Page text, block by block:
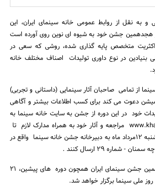
جستجو
و به نقل از روابط عمومی خانه سینمای ایران، این
هجدهمین جشن خود به شیوه ای نوین روی آورده است
متخصص پایه گذاری شده، روشی که سعی در
بنیادین در نوع داوری تولیدات اصناف مختلف خانه
از تمامی صاحبان آثار سینمایی (داستانی و تجربی)
دعوت می کند برای کسب اطلاعات بیشتر و آگاهی
خود در این دوره از جشن به سایت خانه سینما به
نشانی www.khanehcinema.ir مراجعه و آثار خود به همراه مدارک لازم تا
پایان وقت اداری سه شنبه 12مرداد ماه به دبیرخانه جشن خانه سینما واقع در
- شماره 29 ارسال کنند .
قابل ذکر است هجدهمین جشن سینمای ایران همچون دوره های پیشین، 21
ملی سینما برگزار خواهد شد.